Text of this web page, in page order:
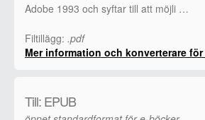
Adobe 1993 och syftar till att möjli …
Filtillägg: .pdf
Mer information och konverterare för
Till: EPUB